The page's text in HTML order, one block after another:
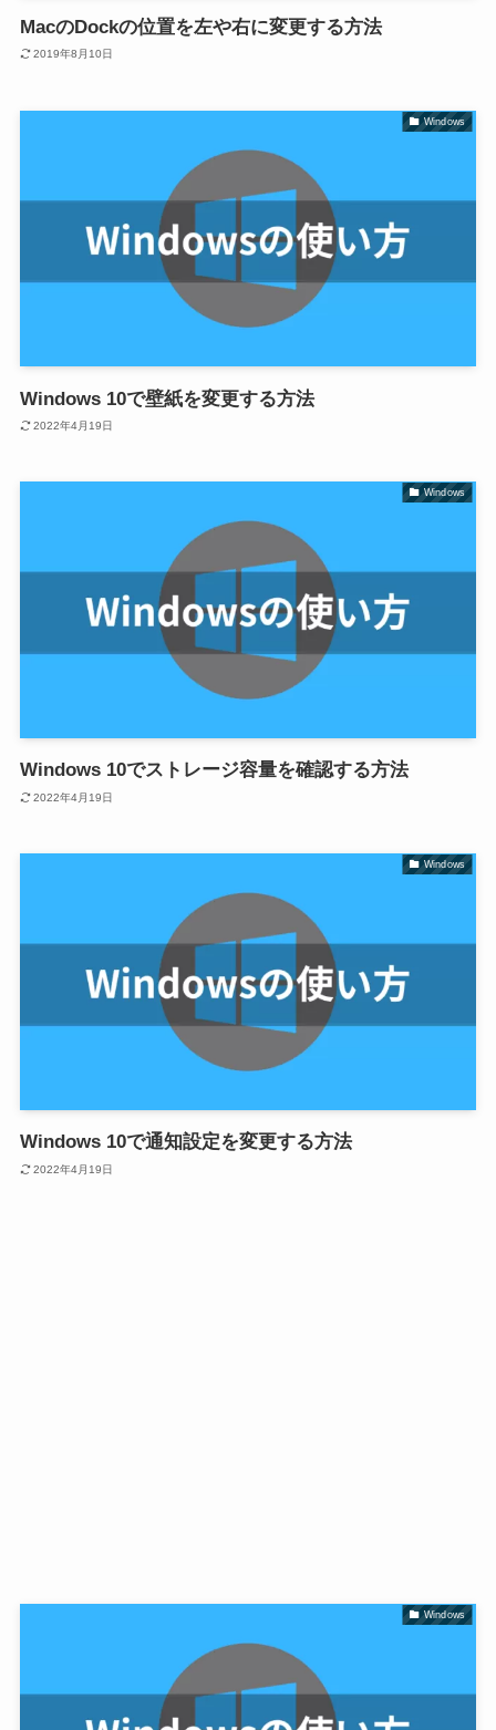
MacのDockの位置を左や右に変更する方法
2019年8月10日
Windows
Windows 10で壁紙を変更する方法
2022年4月19日
Windows
Windows 10でストレージ容量を確認する方法
2022年4月19日
Windows
Windows 10で通知設定を変更する方法
2022年4月19日
Windows